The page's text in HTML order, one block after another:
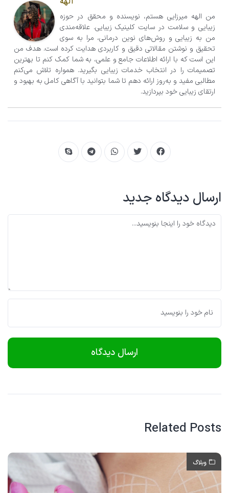
من الهه میرزایی هستم، نویسنده و محقق در حوزه
زیبایی و سلامت در سایت کلینیک زیبایی. علاقه‌مندی
من به زیبایی و روش‌های نوین درمانی، مرا به سوی
تحقیق و نوشتن مقالاتی دقیق و کاربردی هدایت کرده است. هدف من
این است که با ارائه اطلاعات جامع و علمی، به شما کمک کنم تا بهترین
تصمیمات را در انتخاب خدمات زیبایی بگیرید. همواره تلاش می‌کنم
مطالبی مفید و به‌روز ارائه دهم تا شما بتوانید با آگاهی کامل به بهبود و
ارتقای زیبایی خود بپردازید.
ارسال دیدگاه جدید
Related Posts
وبلاگ